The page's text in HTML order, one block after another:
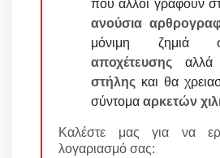
ανούσια
μόνιμη
αποχέτευσης
στήλης και θα
σύντομααρκετών
Καλέστε μας για να
λογαριασμό σας: